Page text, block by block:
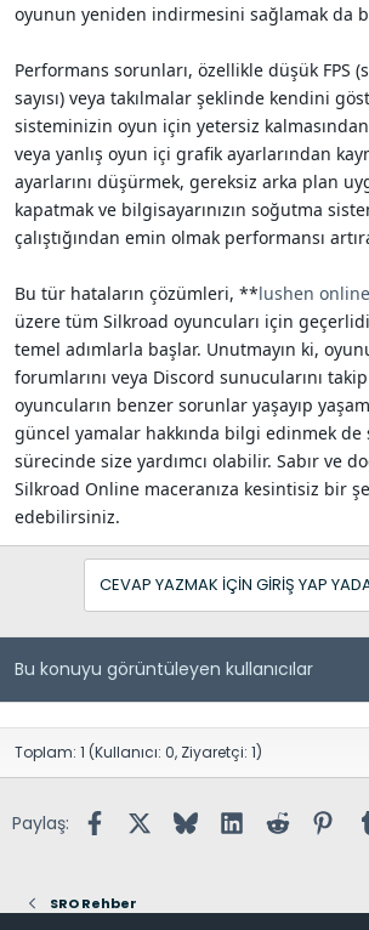
oyunun yeniden indirmesini sağlamak da
Performans sorunları, özellikle düşük FPS
sayısı) veya takılmalar şeklinde kendini
sisteminizin oyun için yetersiz kalmasından,
veya yanlış oyun içi grafik ayarlarından
ayarlarını düşürmek, gereksiz arka plan
kapatmak ve bilgisayarınızın soğutma
çalıştığından emin olmak performansı
Bu tür hataların çözümleri, **lushen online
üzere tüm Silkroad oyuncuları için
temel adımlarla başlar. Unutmayın ki,
forumlarını veya Discord sunucularını
oyuncuların benzer sorunlar yaşayıp
güncel yamalar hakkında bilgi edinmek
sürecinde size yardımcı olabilir. Sabır ve
Silkroad Online maceranıza kesintisiz bir
edebilirsiniz.
CEVAP YAZMAK IÇIN GIRIŞ YAP
Bu konuyu görüntüleyen kullanıcılar
Toplam: 1 (Kullanıcı: 0, Ziyaretçi: 1)
Paylaş: FacebookX (Twitter)
BlueskyLinkedInReddit
SRO Rehber